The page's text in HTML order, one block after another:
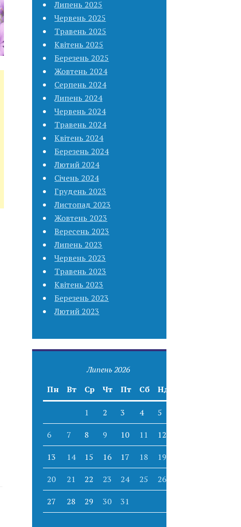
Липень 2025
Червень 2025
Травень 2025
Квітень 2025
Березень 2025
Жовтень 2024
Серпень 2024
Липень 2024
Червень 2024
Травень 2024
Квітень 2024
Березень 2024
Лютий 2024
Січень 2024
Грудень 2023
Листопад 2023
Жовтень 2023
Вересень 2023
Липень 2023
Червень 2023
Травень 2023
Квітень 2023
Березень 2023
Лютий 2023
Липень 2026
Пн
Вт Ср Чт Пт Сб Нд
1 2 3 4 5
6 7 8 9 10 11 12
13 14 15 16 17 18 19
20 21 22 23 24 25 26
27 28 29 30 31